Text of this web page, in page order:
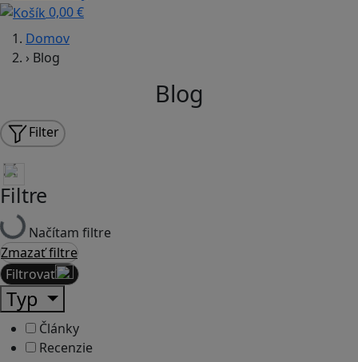
0,00 €
Domov
› Blog
Blog
Filter
Filtre
Načítam filtre
Zmazať filtre
Filtrovať
Typ
Články
Recenzie